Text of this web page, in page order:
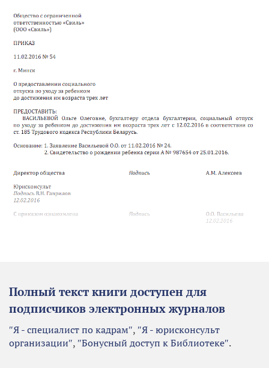
Полный текст книги доступен для
подписчиков электронных журналов
″Я - специалист по кадрам″, ″Я - юрисконсульт
организации″, ″Бонусный доступ к Библиотеке″.